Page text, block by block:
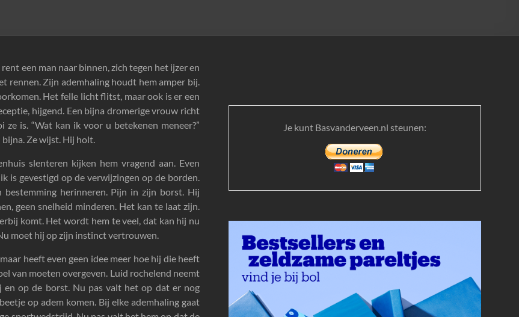
een man naar binnen, zich tegen het ijzer en
rennen. Zijn ademhaling houdt hem amper bij.
Het felle licht flitst, maar ook is er een
hijgend. Een bijna dromerige vrouw richt
is. “Wat kan ik voor u betekenen meneer?”
bijna. Ze wijst. Hij holt.
slenteren kijken hem vragend aan. Even
is gevestigd op de verwijzingen op de borden.
herinneren. Pijn in zijn borst. Hij
geen snelheid minderen. Het kan te laat zijn.
komt. Het wordt hem te veel, dat kan hij nu
moet hij op zijn instinct vertrouwen.
heeft even geen idee meer hoe hij die heeft
van moeten overgeven. Luid rochelend neemt
en op de borst. Nu pas valt het op dat er nog
op adem komen. Bij elke ademhaling gaat
Je kunt Basvanderveen.nl steunen: